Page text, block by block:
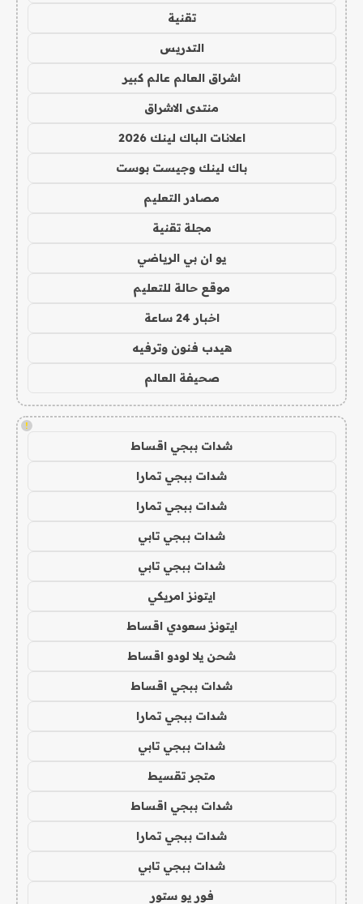
تقنية
التدريس
اشراق العالم عالم كبير
منتدى الاشراق
اعلانات الباك لينك 2026
باك لينك وجيست بوست
مصادر التعليم
مجلة تقنية
يو ان بي الرياضي
موقع حالة للتعليم
اخبار 24 ساعة
هيدب فنون وترفيه
صحيفة العالم
!
شدات ببجي اقساط
شدات ببجي تمارا
شدات ببجي تمارا
شدات ببجي تابي
شدات ببجي تابي
ايتونز امريكي
ايتونز سعودي اقساط
شحن يلا لودو اقساط
شدات ببجي اقساط
شدات ببجي تمارا
شدات ببجي تابي
متجر تقسيط
شدات ببجي اقساط
شدات ببجي تمارا
شدات ببجي تابي
فور يو ستور